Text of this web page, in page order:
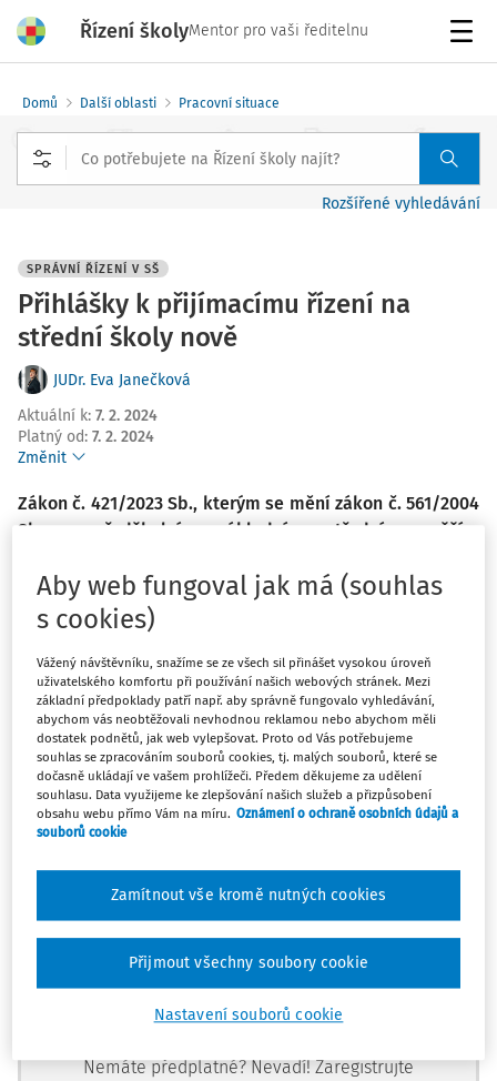
Řízení školyMentor pro vaši ředitelnu
Domů Další oblasti Pracovní situace
Rozšířené vyhledávání
SPRÁVNÍ ŘÍZENÍ V SŠ
Přihlášky k přijímacímu řízení na
střední školy nově
JUDr. Eva Janečková
Aktuální k: 7. 2. 2024
Platný od: 7. 2. 2024
Změnit
Zákon č. 421/2023 Sb., kterým se mění zákon č. 561/2004
Sb., o předškolním, základním, středním, vyšším
pozdějších předpisů, podstatně proměnil způsob
podávání přihlášek k přijímacímu řízení na střední
školy. V důsledku této nové první úpravy je možné
snadno zapomenout, že některé aspekty zůstaly stejné a
že je třeba i nadále respektovat i jiné právní předpisy,
jako například zákon č. 500/2004 Sb., správní řád, ve
znění pozdějších předpisů (dále jen „správní řád“).
Tento dokument je jen pro
předplatitele.
Nemáte předplatné? Nevadí! Zaregistrujte
Aby web fungoval jak má (souhlas
s cookies)
Vážený návštěvníku, snažíme se ze všech sil přinášet vysokou úroveň
uživatelského komfortu při používání našich webových stránek. Mezi
základní předpoklady patří např. aby správně fungovalo vyhledávání,
abychom vás neobtěžovali nevhodnou reklamou nebo abychom měli
dostatek podnětů, jak web vylepšovat. Proto od Vás potřebujeme
souhlas se zpracováním souborů cookies, tj. malých souborů, které se
dočasně ukládají ve vašem prohlížeči. Předem děkujeme za udělení
souhlasu. Data využijeme ke zlepšování našich služeb a přizpůsobení
obsahu webu přímo Vám na míru. Oznámení o ochraně osobních údajů a
souborů cookie
Nastavení souborů cookie
Zamítnout vše kromě nutných cookies
Přijmout všechny soubory cookie